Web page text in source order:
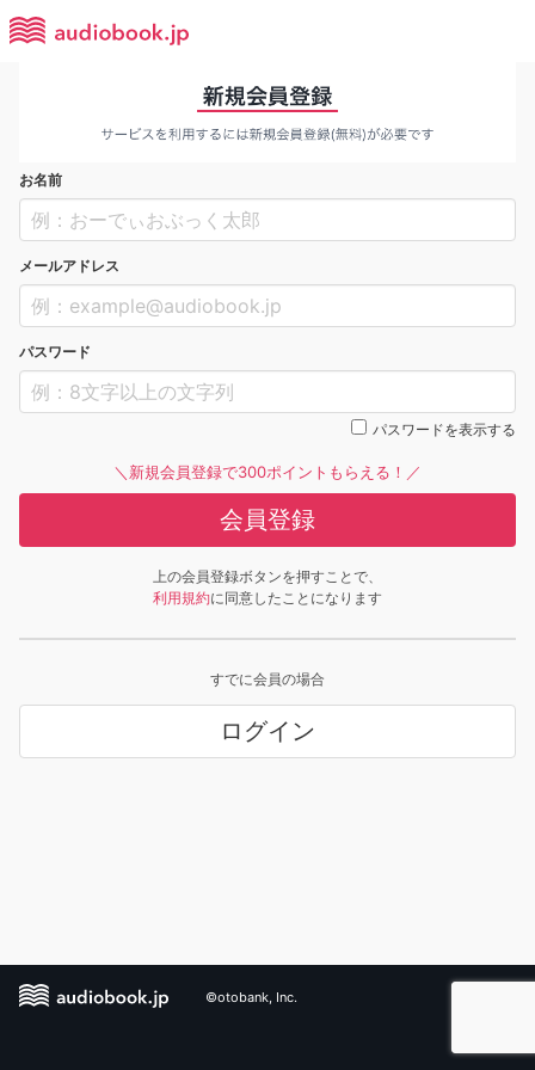
お名前
メールアドレス
パスワード
パスワードを表示する
＼新規会員登録で300ポイントもらえる！／
会員登録
上の会員登録ボタンを押すことで、
利用規約に同意したことになります
すでに会員の場合
ログイン
©otobank, Inc.